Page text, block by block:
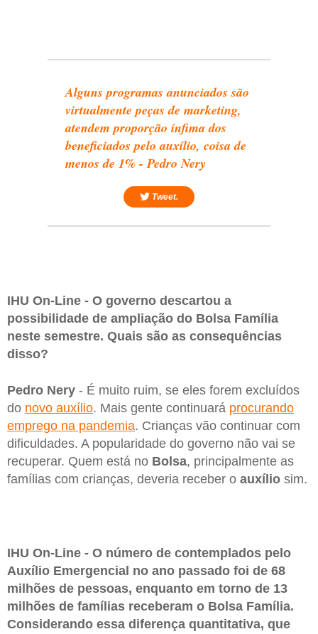
Alguns programas anunciados são
virtualmente peças de marketing,
atendem proporção ínfima dos
beneficiados pelo auxílio, coisa de
menos de 1% - Pedro Nery
Tweet.
IHU On-Line - O governo descartou a
possibilidade de ampliação do Bolsa Família
neste semestre. Quais são as consequências
disso?
Pedro Nery - É muito ruim, se eles forem excluídos
do novo auxílio. Mais gente continuará procurando
emprego na pandemia. Crianças vão continuar com
dificuldades. A popularidade do governo não vai se
recuperar. Quem está no Bolsa, principalmente as
famílias com crianças, deveria receber o auxílio sim.
IHU On-Line - O número de contemplados pelo
Auxílio Emergencial no ano passado foi de 68
milhões de pessoas, enquanto em torno de 13
milhões de famílias receberam o Bolsa Família.
Considerando essa diferença quantitativa, que